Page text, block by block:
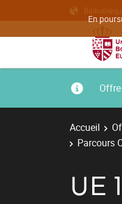
En
Accueil
Parcours
UE